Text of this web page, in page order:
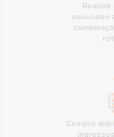
Realize
selecione
Compre